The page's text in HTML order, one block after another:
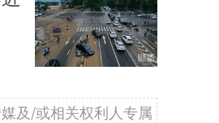
及/或相关权利人专属